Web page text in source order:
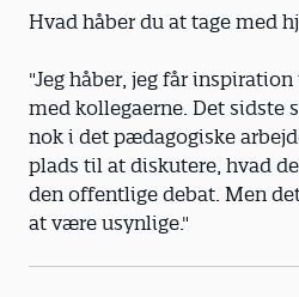
Hvad håber du at tage med
"Jeg håber, jeg får
med kollegaerne. Det sidste
nok i det pædagogiske
plads til at diskutere, hvad
den offentlige debat. Men
at være usynlige."